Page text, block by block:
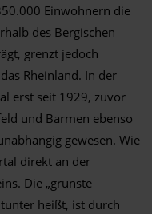
Einwohnern die
des Bergischen
grenzt jedoch
Rheinland. In der
erst seit 1929, zuvor
und Barmen ebenso
gewesen. Wie
direkt an der
Die „grünste
heißt, ist durch